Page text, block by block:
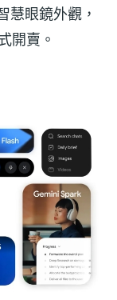
慧眼鏡外觀，
開賣。